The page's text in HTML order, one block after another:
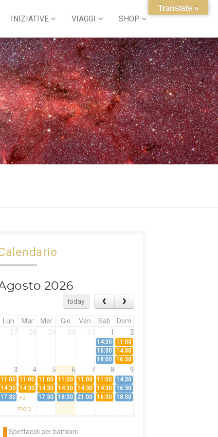
INIZIATIVE VIAGGI SHOP
2026
today
Lun Mar Mer Gio Ven Sab
Dom
27
28 29 30 31 1 2
14:30
11:00
16:30
14:30
18:00
16:30
3 4 5 6 7 8 9
11:00 11:00 11:00 11:00 11:00 11:00
14:30
14:30 14:30 14:30 14:30 14:30 14:30
16:30
17:30 +2
more
17:30 18:30 21:00 16:30 18:30
11:00Spettacoli per bambini
Translate »